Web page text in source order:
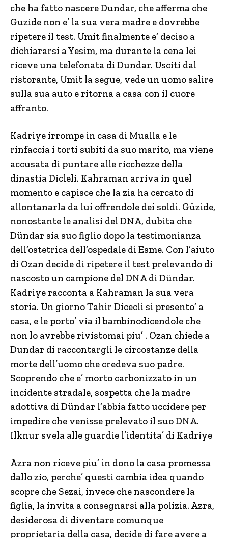
che ha fatto nascere Dundar, che afferma che
Guzide non e’ la sua vera madre e dovrebbe
ripetere il test. Umit finalmente e’ deciso a
dichiararsi a Yesim, ma durante la cena lei
riceve una telefonata di Dundar. Usciti dal
ristorante, Umit la segue, vede un uomo salire
sulla sua auto e ritorna a casa con il cuore
affranto.
Kadriye irrompe in casa di Mualla e le
rinfaccia i torti subiti da suo marito, ma viene
accusata di puntare alle ricchezze della
dinastia Dicleli. Kahraman arriva in quel
momento e capisce che la zia ha cercato di
allontanarla da lui offrendole dei soldi. Güzide,
nonostante le analisi del DNA, dubita che
Dündar sia suo figlio dopo la testimonianza
dell’ostetrica dell’ospedale di Esme. Con l’aiuto
di Ozan decide di ripetere il test prelevando di
nascosto un campione del DNA di Dündar.
Kadriye racconta a Kahraman la sua vera
storia. Un giorno Tahir Dicecli si presento’ a
casa, e le porto’ via il bambinodicendole che
non lo avrebbe rivistomai piu’ . Ozan chiede a
Dundar di raccontargli le circostanze della
morte dell’uomo che credeva suo padre.
Scoprendo che e’ morto carbonizzato in un
incidente stradale, sospetta che la madre
adottiva di Dündar l’abbia fatto uccidere per
impedire che venisse prelevato il suo DNA.
Ilknur svela alle guardie l’identita’ di Kadriye
Azra non riceve piu’ in dono la casa promessa
dallo zio, perche’ questi cambia idea quando
scopre che Sezai, invece che nascondere la
figlia, la invita a consegnarsi alla polizia. Azra,
desiderosa di diventare comunque
proprietaria della casa, decide di fare avere a